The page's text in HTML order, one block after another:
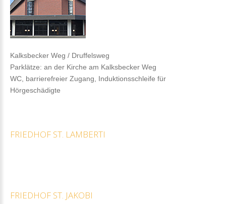
Kalksbecker Weg / Druffelsweg
Parklätze: an der Kirche am Kalksbecker Weg
WC, barrierefreier Zugang, Induktionsschleife für
Hörgeschädigte
FRIEDHOF ST. LAMBERTI
FRIEDHOF ST. JAKOBI